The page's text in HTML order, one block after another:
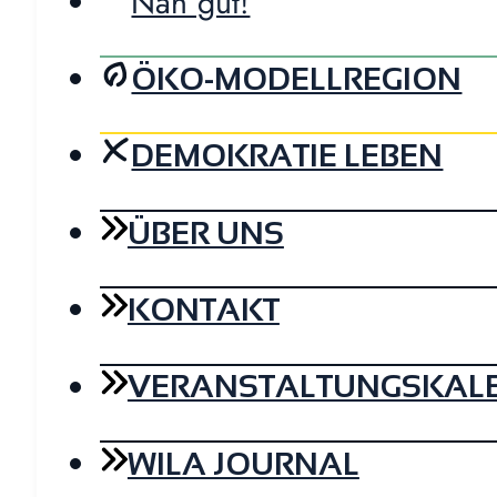
ÖKO-MODELLREGION
DEMOKRATIE LEBEN
ÜBER UNS
KONTAKT
WILA JOURNAL